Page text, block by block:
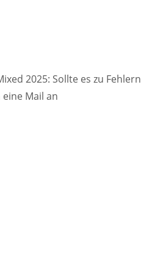
2025: Sollte es zu Fehlern
Mail an